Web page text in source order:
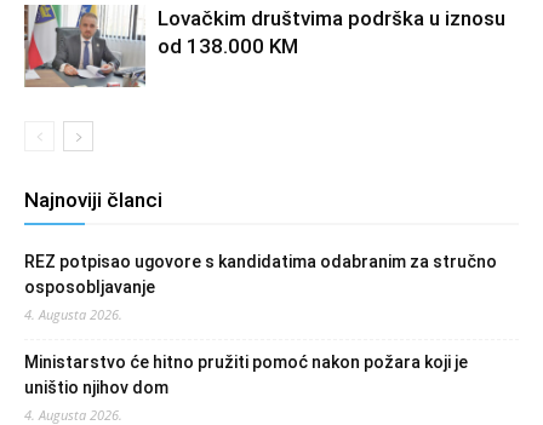
Lovačkim društvima podrška u iznosu
od 138.000 KM
Najnoviji članci
REZ potpisao ugovore s kandidatima odabranim za stručno
osposobljavanje
4. Augusta 2026.
Ministarstvo će hitno pružiti pomoć nakon požara koji je
uništio njihov dom
4. Augusta 2026.